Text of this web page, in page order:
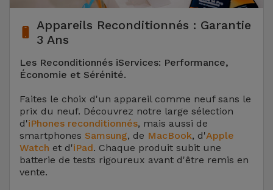
Appareils Reconditionnés : Garantie
3 Ans
Les Reconditionnés iServices: Performance,
Économie et Sérénité.
Faites le choix d'un appareil comme neuf sans le
prix du neuf. Découvrez notre large sélection
d'iPhones reconditionnés, mais aussi de
smartphones Samsung, de MacBook, d'Apple
Watch et d'iPad. Chaque produit subit une
batterie de tests rigoureux avant d'être remis en
vente.